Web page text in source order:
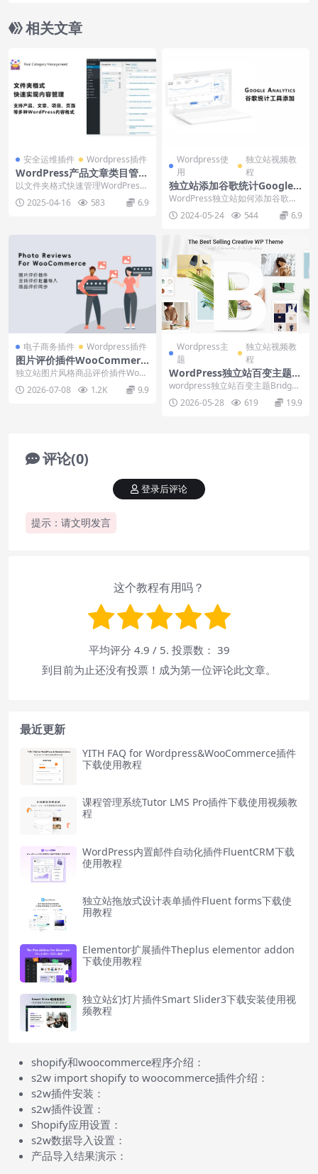
相关文章
安全运维插件 Wordpress插件
WordPress产品文章类目管理
Real Category Library下载
使用教程
以文件夹格式快速管理WordPress
产品、文章、页面、模块等分类目
录，支持快速...
2025-04-16 583 6.9
Wordpress使
用
独立站视频教
程
独立站添加谷歌统计Google
Analytics工具流程
WordPress独立站如何添加谷歌统
计Google Analytics工具？通...
2024-05-24 544 6.9
电子商务插件 Wordpress插件
图片评价插件WooCommerc
e Photo Reviews下载安装和
使用指南
独立站图片风格商品评价插件Woo
Commerce Photo Reviews，支...
2026-07-08 1.2K 9.9
Wordpress主
题
独立站视频教
程
WordPress独立站百变主题Br
idge最新版下载使用视频
wordpress独立站百变主题Bridge
最新商业GPL版本下载，搭建to
b、...2026-05-28 619 19.9
评论(0)
提示：请文明发言
登录后评论
这个教程有用吗？
平均评分 4.9 / 5. 投票数： 39
到目前为止还没有投票！成为第一位评论此文章。
最近更新
YITH FAQ for Wordpress&WooCommerce插件
下载使用教程
课程管理系统Tutor LMS Pro插件下载使用视频教
程
WordPress内置邮件自动化插件FluentCRM下载
使用教程
独立站拖放式设计表单插件Fluent forms下载使
用教程
Elementor扩展插件Theplus elementor addon
下载使用教程
独立站幻灯片插件Smart Slider3下载安装使用视
频教程
shopify和woocommerce程序介绍：
s2w import shopify to woocommerce插件介绍：
s2w插件安装：
s2w插件设置：
Shopify应用设置：
s2w数据导入设置：
产品导入结果演示：